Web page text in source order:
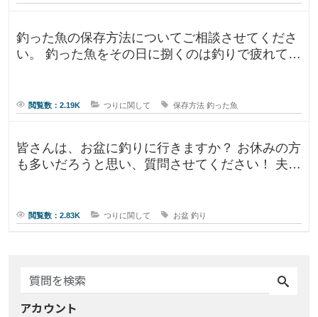
釣った魚の保存方法についてご相談させてくださ
い。 釣った魚をその日に捌くのは釣りで疲れてい
閲覧数：2.19K つりに関して 保存方法 釣った魚
皆さんは、お盆に釣りに行きますか？ お休みの方
も多いだろうと思い、質問させてください！ 夫曰
閲覧数：2.83K つりに関して お盆 釣り
アカウント